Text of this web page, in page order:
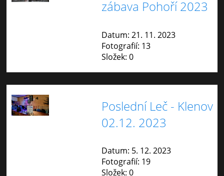
zábava Pohoří 2023
Datum: 21. 11. 2023
Fotografií: 13
Složek: 0
Poslední Leč - Klenov
02.12. 2023
Datum: 5. 12. 2023
Fotografií: 19
Složek: 0